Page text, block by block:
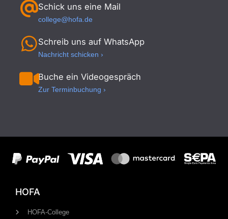
Schick uns eine Mail
college@hofa.de
Schreib uns auf WhatsApp
Nachricht schicken ›
Buche ein Videogespräch
Zur Terminbuchung ›
HOFA
HOFA-College